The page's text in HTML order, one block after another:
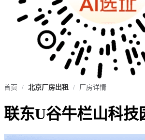
首页 / 北京厂房出租 / 厂房详情
联东U谷牛栏山科技